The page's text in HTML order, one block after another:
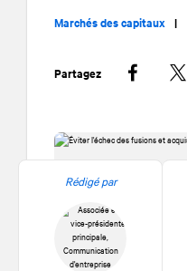
Marchés des capitaux |
Partagez
Rédigé par